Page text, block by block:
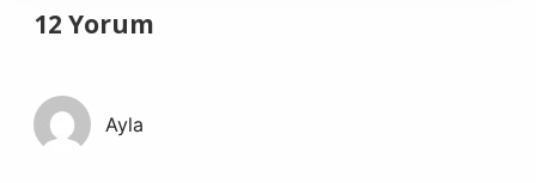
12 Yorum
Ayla